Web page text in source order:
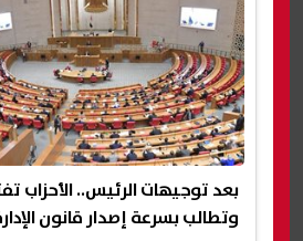
بعد توجيهات الرئيس.. الأحزاب
وتطالب بسرعة إصدار قانون